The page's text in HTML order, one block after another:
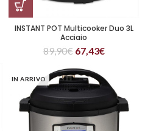
INSTANT POT Multicooker Duo 3L
Acciaio
89,90€ 67,43€
IN ARRIVO